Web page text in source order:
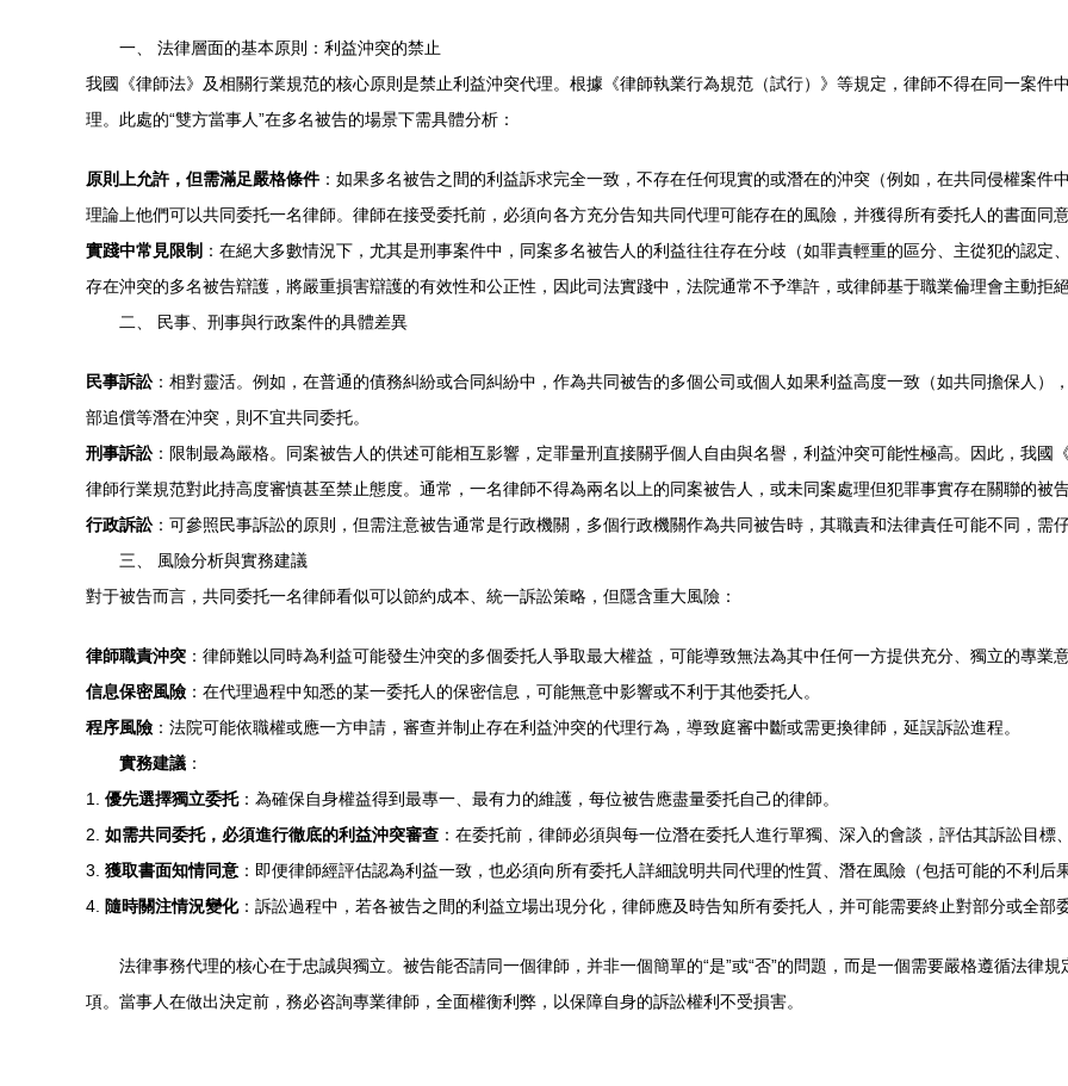
一、 法律層面的基本原則：利益沖突的禁止
我國《律師法》及相關行業規范的核心原則是禁止利益沖突代理。根據《律師執業行為規范（試行）》等規定，律師不得在同一案件
理。此處的“雙方當事人”在多名被告的場景下需具體分析：
原則上允許，但需滿足嚴格條件：如果多名被告之間的利益訴求完全一致，不存在任何現實的或潛在的沖突（例如，在共同侵權案件
理論上他們可以共同委托一名律師。律師在接受委托前，必須向各方充分告知共同代理可能存在的風險，并獲得所有委托人的書面同意
實踐中常見限制 ：在絕大多數情況下，尤其是刑事案件中，同案多名被告人的利益往往存在分歧（如罪責輕重的區分、主從犯的認
存在沖突的多名被告辯護，將嚴重損害辯護的有效性和公正性，因此司法實踐中，法院通常不予準許，或律師基于職業倫理會主動拒絕
二、 民事、刑事與行政案件的具體差異
民事訴訟：相對靈活。例如，在普通的債務糾紛或合同糾紛中，作為共同被告的多個公司或個人如果利益高度一致（如共同擔保人）
部追償等潛在沖突，則不宜共同委托。
刑事訴訟：限制最為嚴格。同案被告人的供述可能相互影響，定罪量刑直接關乎個人自由與名譽，利益沖突可能性極高。因此，我國
律師行業規范對此持高度審慎甚至禁止態度。通常，一名律師不得為兩名以上的同案被告人，或未同案處理但犯罪事實存在關聯的被告
行政訴訟：可參照民事訴訟的原則，但需注意被告通常是行政機關，多個行政機關作為共同被告時，其職責和法律責任可能不同，需
三、 風險分析與實務建議
對于被告而言，共同委托一名律師看似可以節約成本、統一訴訟策略，但隱含重大風險：
律師職責沖突 ：律師難以同時為利益可能發生沖突的多個委托人爭取最大權益，可能導致無法為其中任何一方提供充分、獨立的專業意
信息保密風險 ：在代理過程中知悉的某一委托人的保密信息，可能無意中影響或不利于其他委托人。
程序風險 ：法院可能依職權或應一方申請，審查并制止存在利益沖突的代理行為，導致庭審中斷或需更換律師，延誤訴訟進程。
實務建議 ：
1. 優先選擇獨立委托：為確保自身權益得到最專一、最有力的維護，每位被告應盡量委托自己的律師。
2. 如需共同委托，必須進行徹底的利益沖突審查 ：在委托前，律師必須與每一位潛在委托人進行單獨、深入的會談，評估其訴訟目標
3. 獲取書面知情同意 ：即便律師經評估認為利益一致，也必須向所有委托人詳細說明共同代理的性質、潛在風險（包括可能的不利后
4. 隨時關注情況變化：訴訟過程中，若各被告之間的利益立場出現分化，律師應及時告知所有委托人，并可能需要終止對部分或全部
法律事務代理的核心在于忠誠與獨立。被告能否請同一個律師，并非一個簡單的“是”或“否”的問題，而是一個需要嚴格遵循法律
項。當事人在做出決定前，務必咨詢專業律師，全面權衡利弊，以保障自身的訴訟權利不受損害。